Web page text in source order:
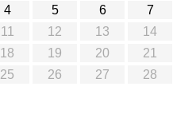
4 5 6 7
11 12 13 14
18 19 20 21
25 26 27 28